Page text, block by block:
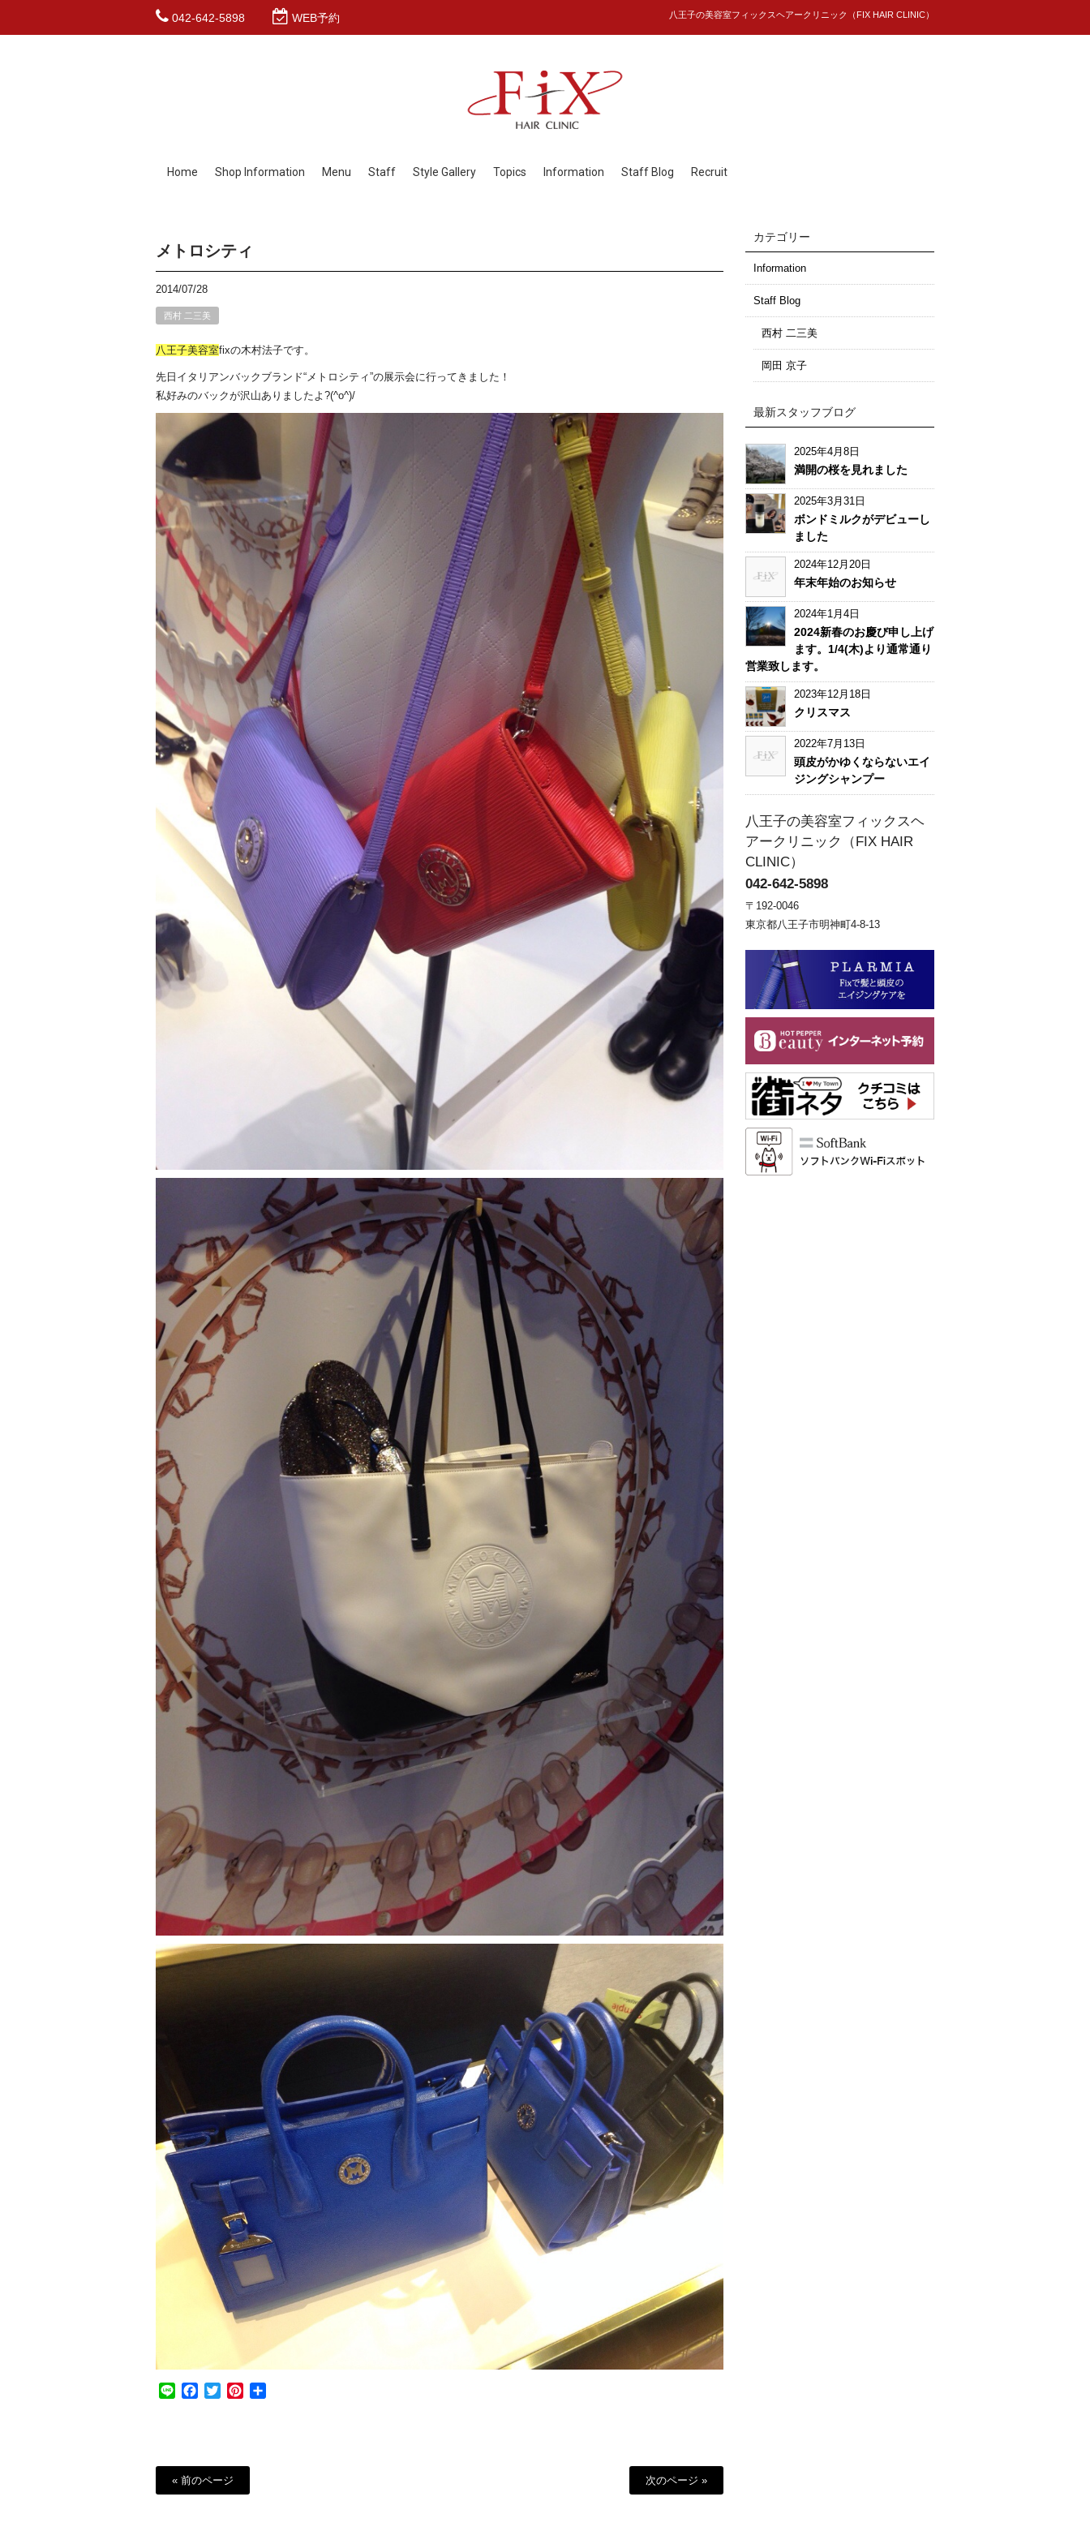
042-642-5898 WEB予約 八王子の美容室フィックスヘアークリニック（FIX HAIR CLINIC）
Home Shop Information Menu Staff Style Gallery Topics Information Staff Blog Recruit
メトロシティ
2014/07/28
西村 二三美
八王子美容室fixの木村法子です。
先日イタリアンバックブランド“メトロシティ”の展示会に行ってきました！
私好みのバックが沢山ありましたよ?(^o^)/
Line Facebook
TwitterPinterest
« 前のページ 次のページ »
カテゴリー
Information
Staff Blog
西村 二三美
岡田 京子
最新スタッフブログ
2025年4月8日
満開の桜を見れました
2025年3月31日
ボンドミルクがデビューし
ました
2024年12月20日
年末年始のお知らせ
2024年1月4日
2024新春のお慶び申し上げ
ます。1/4(木)より通常通り
営業致します。
2023年12月18日
クリスマス
2022年7月13日
頭皮がかゆくならないエイ
ジングシャンプー
八王子の美容室フィックスヘ
アークリニック（FIX HAIR
CLINIC）
042-642-5898
〒192-0046
東京都八王子市明神町4-8-13